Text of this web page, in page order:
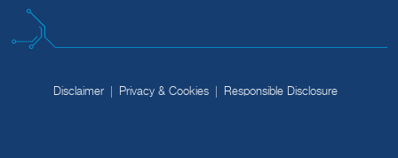
Disclaimer Privacy & Cookies Responsible Disclosure